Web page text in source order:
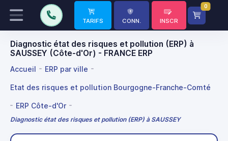
TARIFS CONN. INSCR
0
Diagnostic état des risques et pollution (ERP) à
SAUSSEY (Côte-d'Or) - FRANCE ERP
Accueil ERP par ville
Etat des risques et pollution Bourgogne-Franche-Comté
ERP Côte-d'Or
Diagnostic état des risques et pollution (ERP) à SAUSSEY